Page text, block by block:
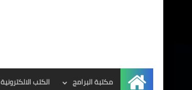
الرئيسية
مكتبة البرامج الكتب الالكترونية